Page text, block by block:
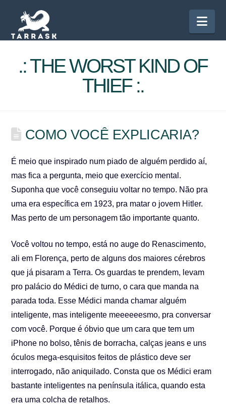
.: THE WORST KIND OF
THIEF :.
COMO VOCÊ EXPLICARIA?
É meio que inspirado num piado de alguém perdido aí,
mas fica a pergunta, meio que exercício mental.
Suponha que você conseguiu voltar no tempo. Não pra
uma era específica em 1923, pra matar o jovem Hitler.
Mas perto de um personagem tão importante quanto.
Você voltou no tempo, está no auge do Renascimento,
ali em Florença, perto de alguns dos maiores cérebros
que já pisaram a Terra. Os guardas te prendem, levam
pro palácio do Médici de turno, o cara que manda na
parada toda. Esse Médici manda chamar alguém
inteligente, mas inteligente meeeeeesmo, pra conversar
com você. Porque é óbvio que um cara que tem um
iPhone no bolso, tênis de borracha, calças jeans e uns
óculos mega-esquisitos feitos de plástico deve ser
interrogado, não aniquilado. Consta que os Médici eram
bastante inteligentes na península itálica, quando esta
era uma colcha de retalhos.